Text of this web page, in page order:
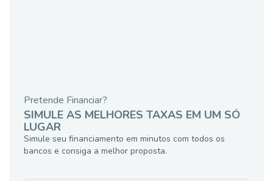
Pretende Financiar?
SIMULE AS MELHORES TAXAS EM UM SÓ
LUGAR
Simule seu financiamento em minutos com todos os
bancos e consiga a melhor proposta.